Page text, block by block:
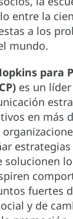
entre la
a los
mundo.
para
es un
en más
estrategias
solucionen
fuertes
y de